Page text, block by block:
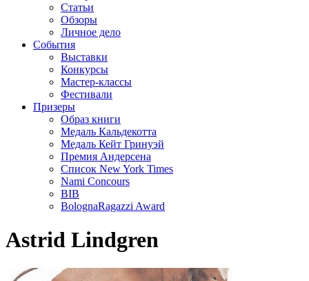
Статьи
Обзоры
Личное дело
События
Выставки
Конкурсы
Мастер-классы
Фестивали
Призеры
Образ книги
Медаль Кальдекотта
Медаль Кейт Гринуэй
Премия Андерсена
Список New York Times
Nami Concours
BIB
BolognaRagazzi Award
Astrid Lindgren